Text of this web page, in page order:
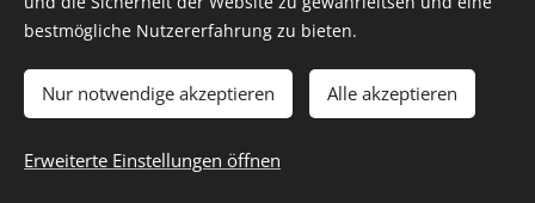
Zum Warenkorb hinzufügen
Cookies
bestmögliche Nutzererfahrung zu bieten.
Nur notwendige akzeptieren Alle akzeptieren
Erweiterte Einstellungen öffnen